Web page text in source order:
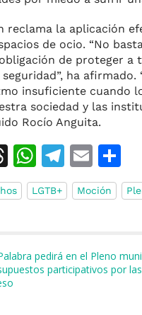
reclama la aplicación
de ocio. “No
de proteger a
ha
insuficiente cuando
sociedad y las
Rocío Anguita.
T
h
re
d
s
W
h
at
A
p
T
el
e
m
E
m
ai
o
m
ar
ti
LGTB+ Moción
pedirá en el Pleno
participativos por